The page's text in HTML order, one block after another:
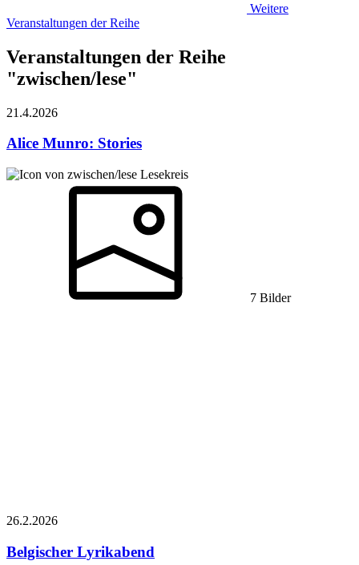
Weitere
Veranstaltungen der Reihe
Veranstaltungen der Reihe
"zwischen/lese"
21.4.2026
Alice Munro: Stories
Lesekreis
7 Bilder
26.2.2026
Belgischer Lyrikabend